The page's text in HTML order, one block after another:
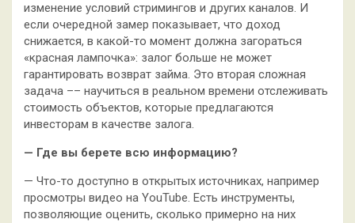
изменение условий стримингов и других каналов. И
если очередной замер показывает, что доход
снижается, в какой-то момент должна загораться
«красная лампочка»: залог больше не может
гарантировать возврат займа. Это вторая сложная
задача –– научиться в реальном времени отслеживать
стоимость объектов, которые предлагаются
инвесторам в качестве залога.
— Где вы берете всю информацию?
— Что-то доступно в открытых источниках, например
просмотры видео на YouTube. Есть инструменты,
позволяющие оценить, сколько примерно на них